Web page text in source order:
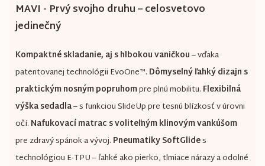
MAVI - Prvý svojho druhu – celosvetovo
jedinečný
Kompaktné skladanie, aj s hlbokou vaničkou– vďaka
patentovanej technológii EvoOne™. Dômyselný ľahký dizajn s
praktickým nosným popruhompre plnú mobilitu. Flexibilná
výška sedadla– s funkciou SlideUp pre tesnú blízkosť v úrovni
očí. Nafukovací matrac s voliteľným klinovým vankúšom
pre zdravý spánok a vývoj. Pneumatiky SoftGlides
technológiou E-TPU – ľahké ako pierko, tlmiace nárazy a odolné